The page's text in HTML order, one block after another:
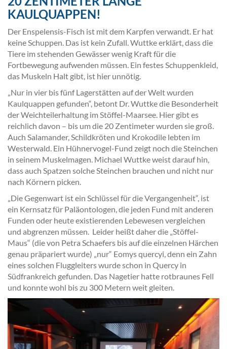
KAULQUAPPEN!
Der Enspelensis-Fisch ist mit dem Karpfen verwandt. Er hat
keine Schuppen. Das ist kein Zufall. Wuttke erklärt, dass die
Tiere im stehenden Gewässer wenig Kraft für die
Fortbewegung aufwenden müssen. Ein festes Schuppenkleid,
das Muskeln Halt gibt, ist hier unnötig.
„Nur in vier bis fünf Lagerstätten auf der Welt wurden
Kaulquappen gefunden“, betont Dr. Wuttke die Besonderheit
der Weichteilerhaltung im Stöffel-Maarsee. Hier gibt es
reichlich davon – bis um die 20 Zentimeter wurden sie groß.
Auch Salamander, Schildkröten und Krokodile lebten im
Westerwald. Ein Hühnervogel-Fund zeigt noch die Steinchen
in seinem Muskelmagen. Michael Wuttke weist darauf hin,
dass auch Spatzen solche Steinchen brauchen und nicht nur
nach Körnern picken.
„Die Gegenwart ist ein Schlüssel für die Vergangenheit“, ist
ein Kernsatz für Paläontologen, die jeden Fund mit anderen
Funden oder heute existierenden Lebewesen vergleichen
und abgrenzen müssen. Leider heißt daher die „Stöffel-
Maus“ (die von Petra Schaefers bis auf die einzelnen Härchen
genau präpariert wurde) „nur“ Eomys quercyi, denn ein Zahn
eines solchen Fluggleiters wurde schon in Quercy in
Südfrankreich gefunden. Das Nagetier hatte rotbraunes Fell
und konnte wohl bis zu 300 Metern weit gleiten.